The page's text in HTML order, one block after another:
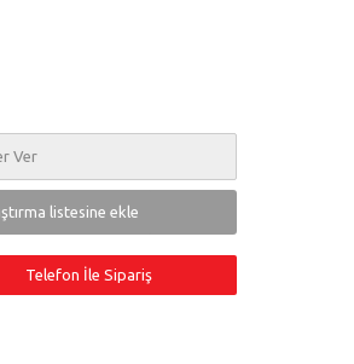
Ver
listesine ekle
Telefon İle Sipariş